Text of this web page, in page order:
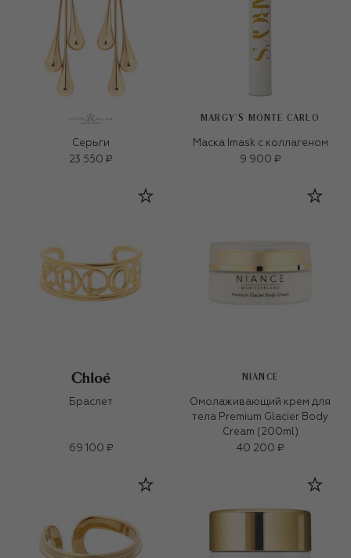
Серьги
23 550 ₽
MARGY’S MONTE CARLO
Маска Imask с коллагеном
9 900 ₽
Браслет
69 100 ₽
NIANCE
Омолаживающий крем для
тела Premium Glacier Body
Cream (200ml)
40 200 ₽